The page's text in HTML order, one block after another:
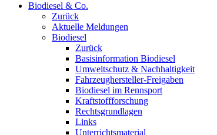
Biodiesel & Co.
Zurück
Aktuelle Meldungen
Biodiesel
Zurück
Basisinformation Biodiesel
Umweltschutz & Nachhaltigkeit
Fahrzeughersteller-Freigaben
Biodiesel im Rennsport
Kraftstoffforschung
Rechtsgrundlagen
Links
Unterrichtsmaterial